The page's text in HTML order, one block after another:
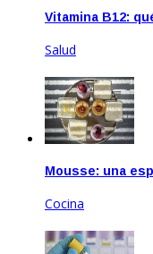
Vitamina B12:
Salud
Mousse: una
Cocina